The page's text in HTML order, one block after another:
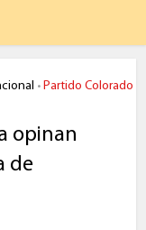
• Partido Colorado
opinan
de